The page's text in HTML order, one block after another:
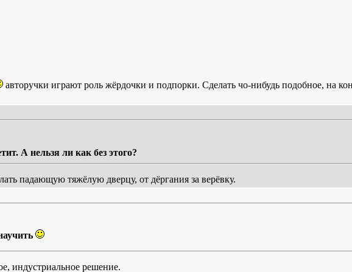
авторучки играют роль жёрдочки и подпорки. Сделать чо-нибудь подобное, на
А нельзя ли как без этого?
падающую тяжёлую дверцу, от дёргания за верёвку.
индустриальное решение.